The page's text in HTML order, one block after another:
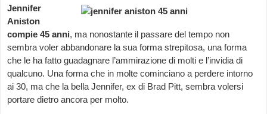
Jennifer
Aniston
compie 45 anni, ma nonostante il passare del tempo non
sembra voler abbandonare la sua forma strepitosa, una forma
che le ha fatto guadagnare l’ammirazione di molti e l’invidia di
qualcuno. Una forma che in molte cominciano a perdere intorno
ai 30, ma che la bella Jennifer, ex di Brad Pitt, sembra volersi
portare dietro ancora per molto.